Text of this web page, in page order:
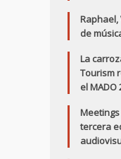
de
La
Tourism
el MADO
tercera